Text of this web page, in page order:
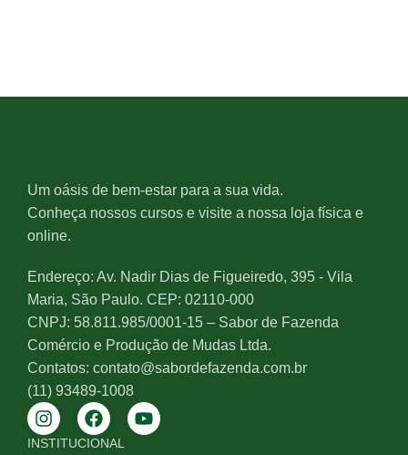
Um oásis de bem-estar para a sua vida.
Conheça nossos cursos e visite a nossa loja física e
online.
Endereço: Av. Nadir Dias de Figueiredo, 395 - Vila
Maria, São Paulo. CEP: 02110-000
CNPJ: 58.811.985/0001-15 – Sabor de Fazenda
Comércio e Produção de Mudas Ltda.
Contatos: contato@sabordefazenda.com.br
(11) 93489-1008
INSTITUCIONAL